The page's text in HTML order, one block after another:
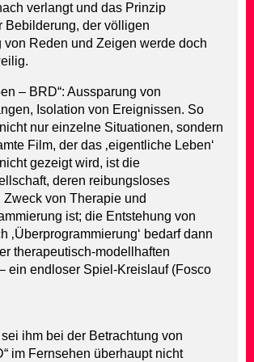
verlangt und das Prinzip
Bebilderung, der völligen
von Reden und Zeigen werde doch
– BRD“: Aussparung von
Isolation von Ereignissen. So
nur einzelne Situationen, sondern
Film, der das ‚eigentliche Leben‘
gezeigt wird, ist die
deren reibungsloses
Zweck von Therapie und
ist; die Entstehung von
‚Überprogrammierung‘ bedarf dann
therapeutisch-modellhaften
ein endloser Spiel-Kreislauf (Fosco
ihm bei der Betrachtung von
im Fernsehen überhaupt nicht